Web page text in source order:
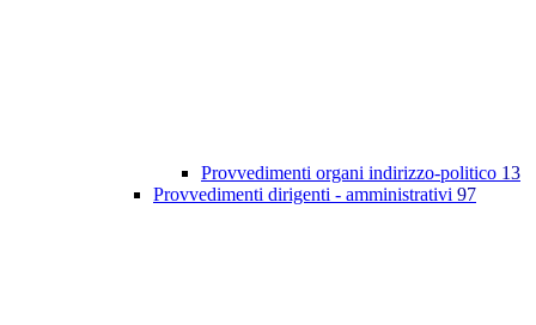
Provvedimenti organi indirizzo-politico 13
Provvedimenti dirigenti - amministrativi 97